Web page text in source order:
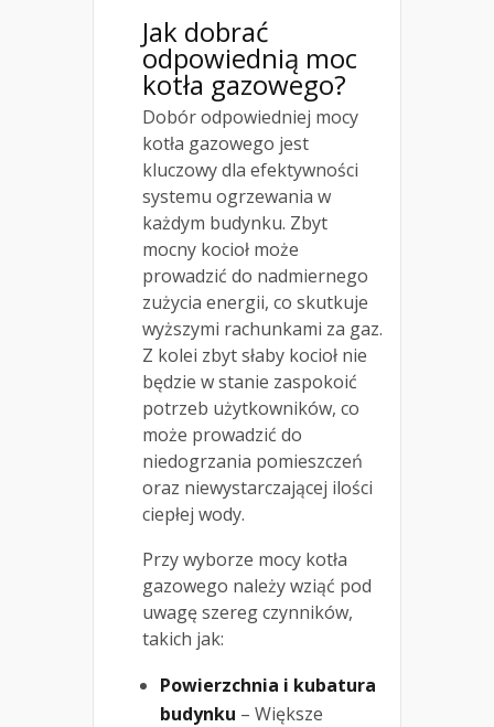
Jak dobrać
odpowiednią moc
kotła gazowego?
Dobór odpowiedniej mocy
kotła gazowego jest
kluczowy dla efektywności
systemu ogrzewania w
każdym budynku. Zbyt
mocny kocioł może
prowadzić do nadmiernego
zużycia energii, co skutkuje
wyższymi rachunkami za gaz.
Z kolei zbyt słaby kocioł nie
będzie w stanie zaspokoić
potrzeb użytkowników, co
może prowadzić do
niedogrzania pomieszczeń
oraz niewystarczającej ilości
ciepłej wody.
Przy wyborze mocy kotła
gazowego należy wziąć pod
uwagę szereg czynników,
takich jak:
Powierzchnia i kubatura
budynku – Większe